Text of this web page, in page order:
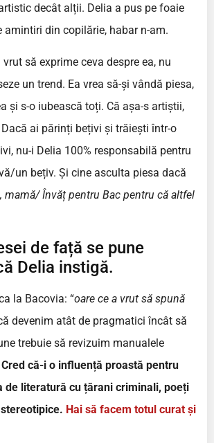
decât alții. Delia a pus pe foaie
amintiri din copilărie, habar n-am.
să exprime ceva despre ea, nu
un trend. Ea vrea să-și vândă piesa,
și s-o iubească toți. Că așa-s artiștii,
ai părinți bețivi și trăiești într-o
nu-i Delia 100% responsabilă pentru
un bețiv. Și cine asculta piesa dacă
mamă/ Învăț pentru Bac pentru că altfel
de față se pune
Delia instigă.
la Bacovia: “oare ce a vrut să spună
devenim atât de pragmatici încât să
trebuie să revizuim manualele
Cred că-i o influență proastă pentru
de literatură cu țărani criminali, poeți
Hai să facem totul curat și